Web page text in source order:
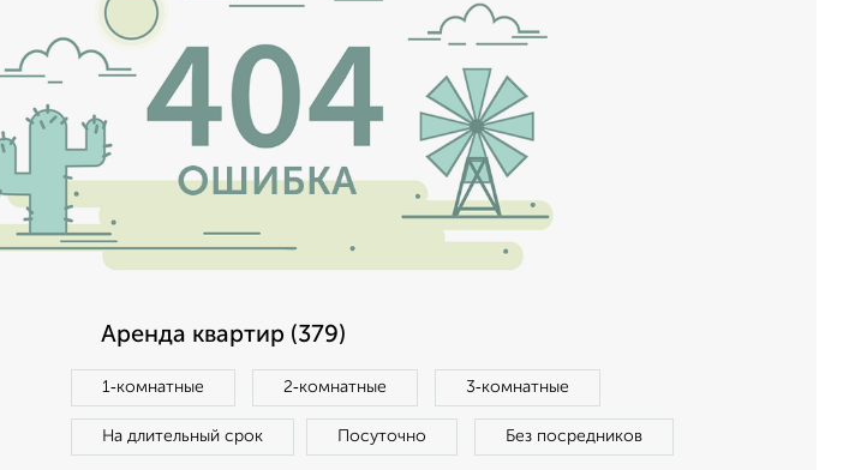
Аренда квартир (379)
1‑комнатные 2‑комнатные 3‑комнатные
На длительный срок Посуточно Без посредников